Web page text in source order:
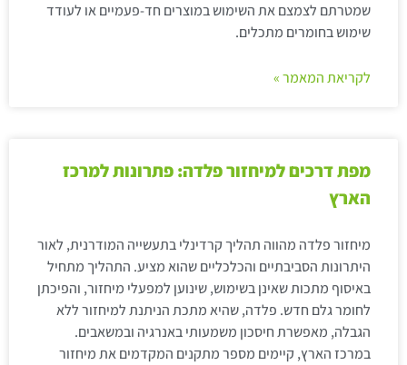
שמטרתם לצמצם את השימוש במוצרים חד-פעמיים או לעודד
שימוש בחומרים מתכלים.
לקריאת המאמר »
מפת דרכים למיחזור פלדה: פתרונות למרכז
הארץ
מיחזור פלדה מהווה תהליך קרדינלי בתעשייה המודרנית, לאור
היתרונות הסביבתיים והכלכליים שהוא מציע. התהליך מתחיל
באיסוף מתכות שאינן בשימוש, שינוען למפעלי מיחזור, והפיכתן
לחומר גלם חדש. פלדה, שהיא מתכת הניתנת למיחזור ללא
הגבלה, מאפשרת חיסכון משמעותי באנרגיה ובמשאבים.
במרכז הארץ, קיימים מספר מתקנים המקדמים את מיחזור